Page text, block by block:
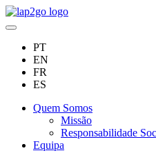
PT
EN
FR
ES
Quem Somos
Missão
Responsabilidade
Equipa